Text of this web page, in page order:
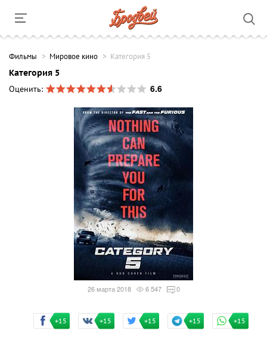
Фильмы Мировое кино Категория 5
Категория 5
Оценить:
6.6
26 марта 2018 6 547 0
+15 +15 +15 +15 +15